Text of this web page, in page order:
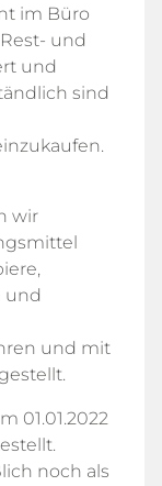
im Büro
und
und
sind
wir
und
und mit
01.01.2022
noch als